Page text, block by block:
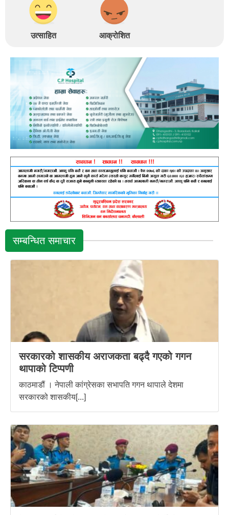
उत्साहित आक्रोशित
सम्बन्धित समाचार
सरकारको शासकीय अराजकता बढ्दै गएको गगन
थापाको टिप्पणी
काठमाडौं । नेपाली कांग्रेसका सभापति गगन थापाले देशमा
सरकारको शासकीय[...]